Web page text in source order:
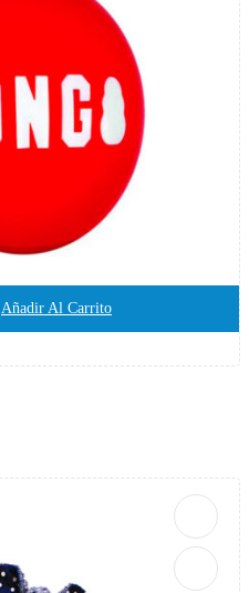
Añadir Al Carrito